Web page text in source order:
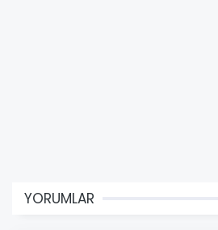
YORUMLAR